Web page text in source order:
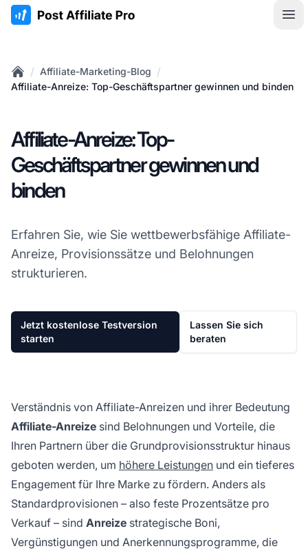
:site.title
Home
/ Affiliate-Marketing-Blog /
Affiliate-Anreize: Top-Geschäftspartner gewinnen und binden
Affiliate-Anreize: Top-
Geschäftspartner gewinnen und
binden
Erfahren Sie, wie Sie wettbewerbsfähige Affiliate-
Anreize, Provisionssätze und Belohnungen
strukturieren.
Jetzt kostenlose Testversion
starten
Lassen Sie sich
beraten
Verständnis von Affiliate-Anreizen und ihrer Bedeutung
Affiliate-Anreize sind Belohnungen und Vorteile, die
Ihren Partnern über die Grundprovisionsstruktur hinaus
geboten werden, um höhere Leistungen und ein tieferes
Engagement für Ihre Marke zu fördern. Anders als
Standardprovisionen – also feste Prozentsätze pro
Verkauf – sind Anreize strategische Boni,
Vergünstigungen und Anerkennungsprogramme, die